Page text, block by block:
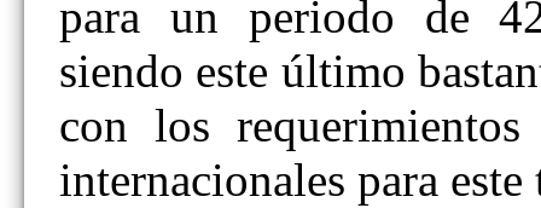
para un periodo de
siendo este último
con los requerimientos
internacionales para